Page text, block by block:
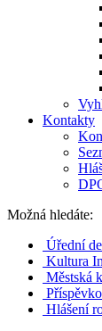
Kontakty
Možná hledáte:
Úřední
Kultura
Městská
Hlášení